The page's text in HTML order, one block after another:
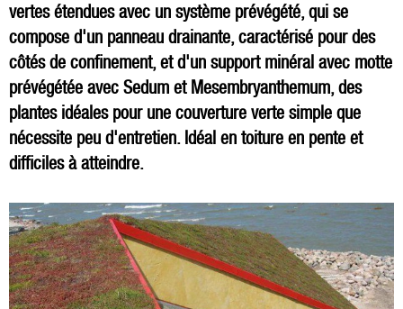
vertes étendues avec un système prévégété, qui se
compose d'un panneau drainante, caractérisé pour des
côtés de confinement, et d'un support minéral avec motte
prévégétée avec Sedum et Mesembryanthemum, des
plantes idéales pour une couverture verte simple que
nécessite peu d'entretien. Idéal en toiture en pente et
difficiles à atteindre.